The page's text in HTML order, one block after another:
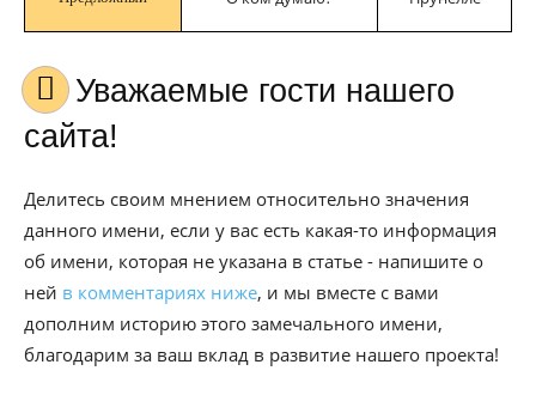
Уважаемые гости нашего
сайта!
Делитесь своим мнением относительно значения
данного имени, если у вас есть какая-то информация
об имени, которая не указана в статье - напишите о
ней в комментариях ниже, и мы вместе с вами
дополним историю этого замечального имени,
благодарим за ваш вклад в развитие нашего проекта!